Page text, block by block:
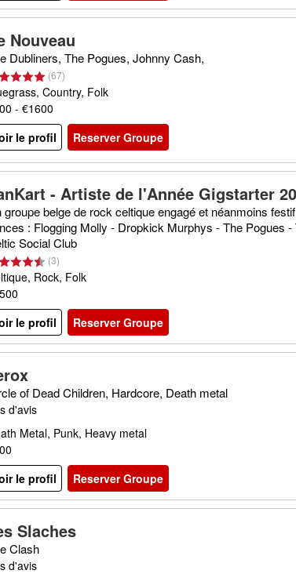
Nouveau
Dubliners, The Pogues, Johnny Cash,
(67)
Country, Folk
- €1600
le profil
Reserver Groupe
- Artiste de l'Année Gigstarter
groupe belge de rock celtique engagé et néanmoins
: Flogging Molly - Dropkick Murphys - The Pogues -
Social Club
(3)
Rock, Folk
le profil
Reserver Groupe
of Dead Children, Hardcore, Death metal
d'avis
Metal, Punk, Heavy metal
le profil
Reserver Groupe
Slaches
Clash
d'avis